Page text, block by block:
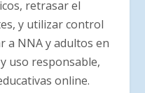
retrasar el
y utilizar control
a NNA y adultos en
uso responsable,
online.